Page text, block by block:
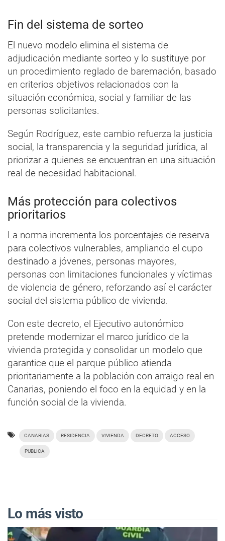
Fin del sistema de sorteo
El nuevo modelo elimina el sistema de
adjudicación mediante sorteo y lo sustituye por
un procedimiento reglado de baremación, basado
en criterios objetivos relacionados con la
situación económica, social y familiar de las
personas solicitantes.
Según Rodríguez, este cambio refuerza la justicia
social, la transparencia y la seguridad jurídica, al
priorizar a quienes se encuentran en una situación
real de necesidad habitacional.
Más protección para colectivos
prioritarios
La norma incrementa los porcentajes de reserva
para colectivos vulnerables, ampliando el cupo
destinado a jóvenes, personas mayores,
personas con limitaciones funcionales y víctimas
de violencia de género, reforzando así el carácter
social del sistema público de vivienda.
Con este decreto, el Ejecutivo autonómico
pretende modernizar el marco jurídico de la
vivienda protegida y consolidar un modelo que
garantice que el parque público atienda
prioritariamente a la población con arraigo real en
Canarias, poniendo el foco en la equidad y en la
función social de la vivienda.
CANARIAS RESIDENCIA VIVIENDA DECRETO ACCESO
PUBLICA
Lo más visto